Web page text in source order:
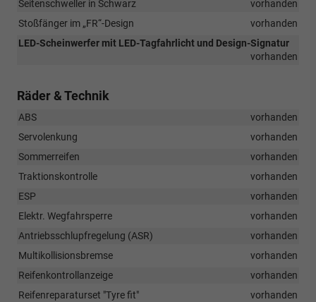
Seitenschweller in Schwarz
vorhanden
Stoßfänger im „FR“-Design
vorhanden
LED-Scheinwerfer mit LED-Tagfahrlicht und Design-Signatur
vorhanden
Räder & Technik
ABS
vorhanden
Servolenkung
vorhanden
Sommerreifen
vorhanden
Traktionskontrolle
vorhanden
ESP
vorhanden
Elektr. Wegfahrsperre
vorhanden
Antriebsschlupfregelung (ASR)
vorhanden
Multikollisionsbremse
vorhanden
Reifenkontrollanzeige
vorhanden
Reifenreparaturset "Tyre fit"
vorhanden